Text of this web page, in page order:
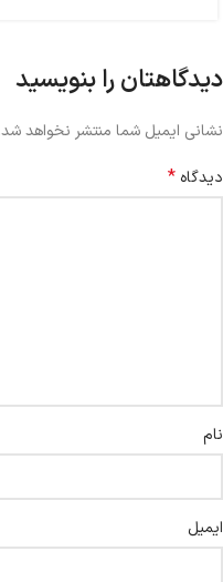
دیدگاهتان را بنویسید
نشانی ایمیل شما منتشر نخواهد شد.
دیدگاه *
نام
ایمیل